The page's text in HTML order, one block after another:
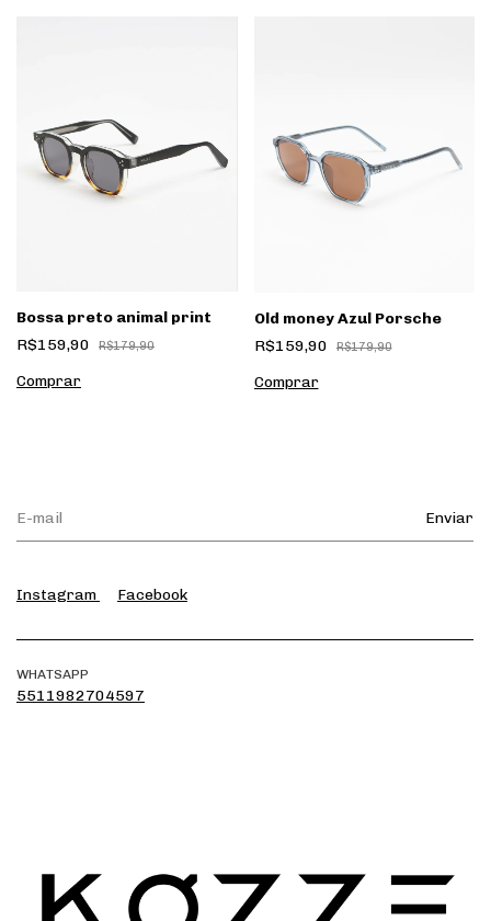
Bossa preto animal print
R$159,90
R$179,90
Old money Azul Porsche
R$159,90
R$179,90
Instagram Facebook
WHATSAPP
5511982704597